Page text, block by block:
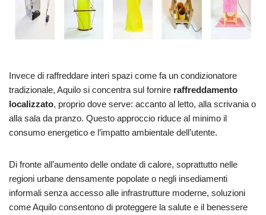
Invece di raffreddare interi spazi come fa un condizionatore
tradizionale, Aquilo si concentra sul fornire raffreddamento
localizzato, proprio dove serve: accanto al letto, alla scrivania o
alla sala da pranzo. Questo approccio riduce al minimo il
consumo energetico e l’impatto ambientale dell’utente.
Di fronte all’aumento delle ondate di calore, soprattutto nelle
regioni urbane densamente popolate o negli insediamenti
informali senza accesso alle infrastrutture moderne, soluzioni
come Aquilo consentono di proteggere la salute e il benessere